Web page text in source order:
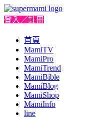
登入／註冊
首頁
MamiTV
MamiPro
MamiTrend
MamiBible
MamiBlog
MamiShop
MamiInfo
line